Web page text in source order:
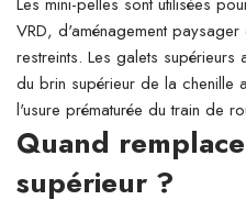
VRD, d'aménagement
restreints. Les galets supérieurs
du brin supérieur de la chenille
l'usure prématurée du train de
Quand
supérieur ?